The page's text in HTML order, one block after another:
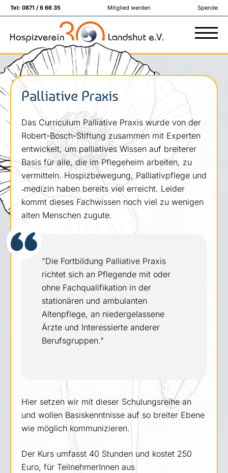
Tel: 0871 / 6 66 35 Mitglied werden Spende
Palliative Praxis
Das Curriculum Palliative Praxis wurde von der
Robert-Bosch-Stiftung zusammen mit Experten
entwickelt, um palliatives Wissen auf breiterer
Basis für alle, die im Pflegeheim arbeiten, zu
vermitteln. Hospizbewegung, Palliativpflege und
‑medizin haben bereits viel erreicht. Leider
kommt dieses Fachwissen noch viel zu wenigen
alten Menschen zugute.
"Die Fortbildung Palliative Praxis
richtet sich an Pflegende mit oder
ohne Fachqualifikation in der
stationären und ambulanten
Altenpflege, an niedergelassene
Ärzte und Interessierte anderer
Berufsgruppen."
Hier setzen wir mit dieser Schulungsreihe an
und wollen Basiskenntnisse auf so breiter Ebene
wie möglich kommunizieren.
Der Kurs umfasst 40 Stunden und kostet 250
Euro, für TeilnehmerInnen aus